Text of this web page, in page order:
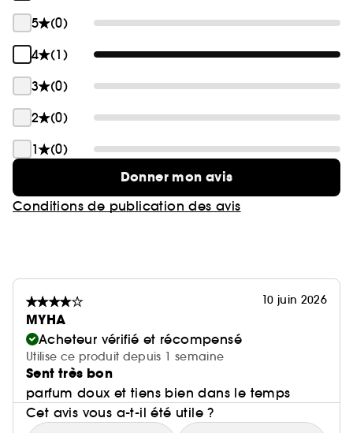
5
(0)
4
(1)
3
(0)
2
(0)
1
(0)
Donner mon avis
Conditions de publication des avis
10 juin 2026
MYHA
Acheteur vérifié et récompensé
Utilise ce produit depuis 1 semaine
Sent très bon
parfum doux et tiens bien dans le temps
Cet avis vous a-t-il été utile ?